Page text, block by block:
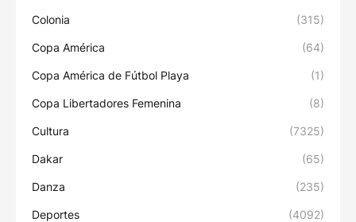
Colonia (315)
Copa América (64)
Copa América de Fútbol Playa (1)
Copa Libertadores Femenina (8)
Cultura (7325)
Dakar (65)
Danza (235)
Deportes (4092)